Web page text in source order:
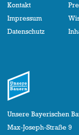
Kontakt
Impressum
Datenschutz
Unsere Bayerischen
Max-Joseph-Straße 9